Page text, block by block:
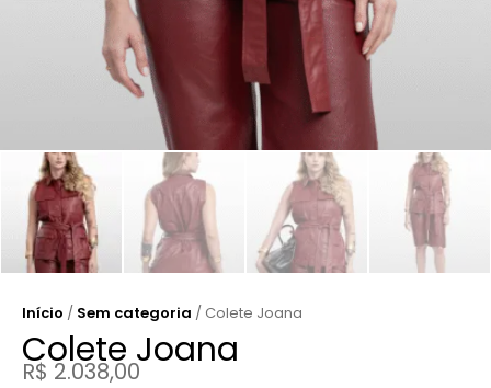
Início / Sem categoria / Colete Joana
Colete Joana
R$ 2.038,00